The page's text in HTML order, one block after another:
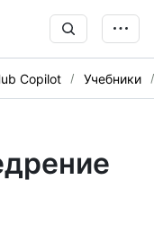
Copilot Учебники